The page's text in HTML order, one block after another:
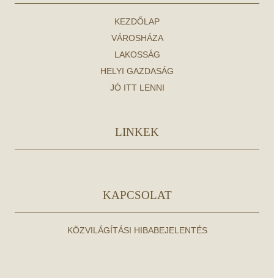
KEZDŐLAP
VÁROSHÁZA
LAKOSSÁG
HELYI GAZDASÁG
JÓ ITT LENNI
LINKEK
KAPCSOLAT
KÖZVILÁGÍTÁSI HIBABEJELENTÉS